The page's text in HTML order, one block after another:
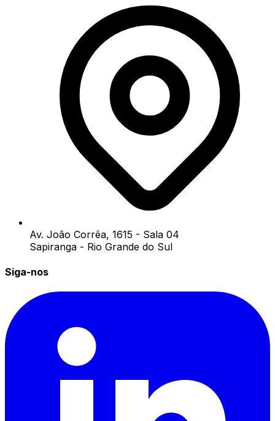
Av. João Corrêa, 1615 - Sala 04
Sapiranga - Rio Grande do Sul
Siga-nos